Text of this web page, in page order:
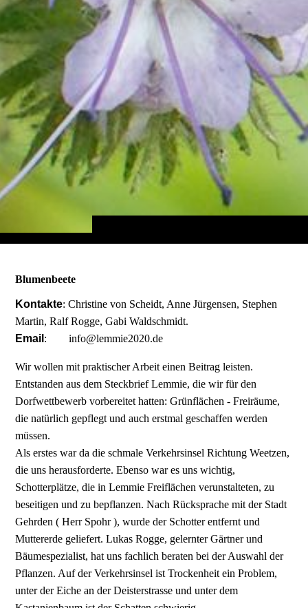
Blumenbeete
Kontakte: Christine von Scheidt, Anne Jürgensen, Stephen
Martin, Ralf Rogge, Gabi Waldschmidt.
Email : info@lemmie2020.de
Wir wollen mit praktischer Arbeit einen Beitrag leisten.
Entstanden aus dem Steckbrief Lemmie, die wir für den
Dorfwettbewerb vorbereitet hatten: Grünflächen - Freiräume,
die natürlich gepflegt und auch erstmal geschaffen werden
müssen.
Als erstes war da die schmale Verkehrsinsel Richtung Weetzen,
die uns herausforderte. Ebenso war es uns wichtig,
Schotterplätze, die in Lemmie Freiflächen verunstalteten, zu
beseitigen und zu bepflanzen. Nach Rücksprache mit der Stadt
Gehrden ( Herr Spohr ), wurde der Schotter entfernt und
Muttererde geliefert. Lukas Rogge, gelernter Gärtner und
Bäumespezialist, hat uns fachlich beraten bei der Auswahl der
Pflanzen. Auf der Verkehrsinsel ist Trockenheit ein Problem,
unter der Eiche an der Deisterstrasse und unter dem